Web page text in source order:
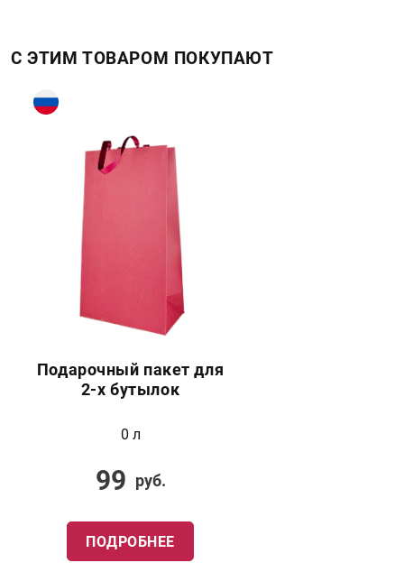
С ЭТИМ ТОВАРОМ ПОКУПАЮТ
Подарочный пакет для
2-х бутылок
0 л
99 руб.
ПОДРОБНЕЕ